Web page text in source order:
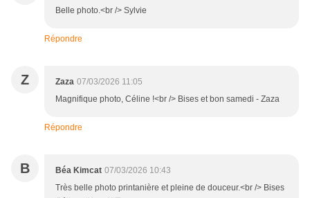
Belle photo.<br /> Sylvie
Répondre
Z Zaza 07/03/2026 11:05
Magnifique photo, Céline !<br /> Bises et bon samedi - Zaza
Répondre
B Béa Kimcat 07/03/2026 10:43
Très belle photo printanière et pleine de douceur.<br /> Bises